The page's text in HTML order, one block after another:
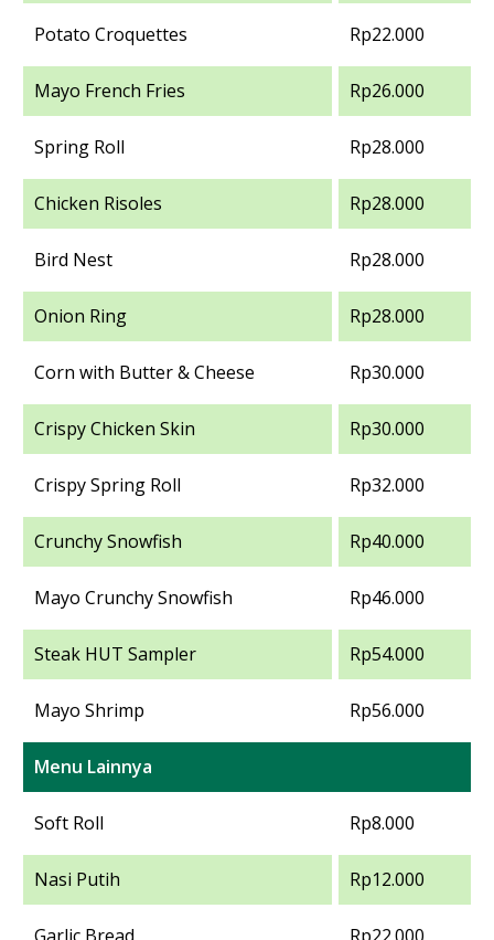
Potato Croquettes Rp22.000
Mayo French Fries Rp26.000
Spring Roll Rp28.000
Chicken Risoles Rp28.000
Bird Nest Rp28.000
Onion Ring Rp28.000
Corn with Butter & Cheese Rp30.000
Crispy Chicken Skin Rp30.000
Crispy Spring Roll Rp32.000
Crunchy Snowfish Rp40.000
Mayo Crunchy Snowfish Rp46.000
Steak HUT Sampler Rp54.000
Mayo Shrimp Rp56.000
Menu Lainnya
Soft Roll Rp8.000
Nasi Putih Rp12.000